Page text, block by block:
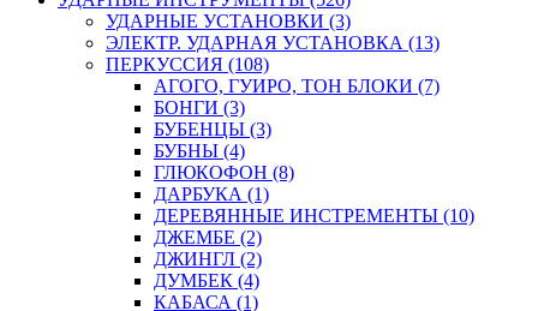
УДАРНЫЕ УСТАНОВКИ (3)
ЭЛЕКТР. УДАРНАЯ УСТАНОВКА (13)
ПЕРКУССИЯ (108)
АГОГО, ГУИРО, ТОН БЛОКИ (7)
БОНГИ (3)
БУБЕНЦЫ (3)
БУБНЫ (4)
ГЛЮКОФОН (8)
ДАРБУКА (1)
ДЕРЕВЯННЫЕ ИНСТРЕМЕНТЫ (10)
ДЖЕМБЕ (2)
ДЖИНГЛ (2)
ДУМБЕК (4)
КАБАСА (1)